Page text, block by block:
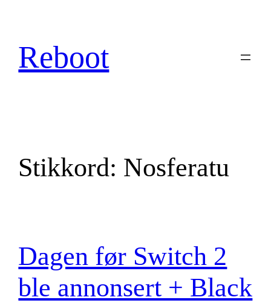
innhold
Reboot
Stikkord: Nosferatu
Dagen før Switch 2
ble annonsert + Black